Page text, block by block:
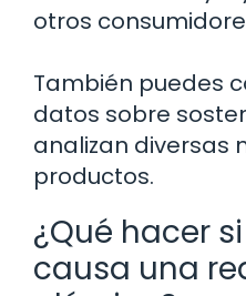
otros
También puedes
datos sobre
analizan diversas
productos.
¿Qué hacer
causa una